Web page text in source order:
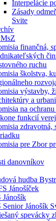
Interpelácie
Zásady
Svite
finančná,
ruchu
školstva,
výstavby,
a
na
funkcií
zdravotná,
pre Zbor
danovníkov
hudba
Jánošíček
Jánošík
Senior Jánošík
spevácky